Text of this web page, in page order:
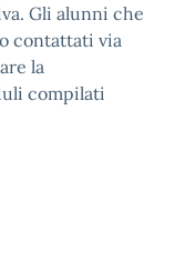
Gli alunni che
contattati via
la
compilati